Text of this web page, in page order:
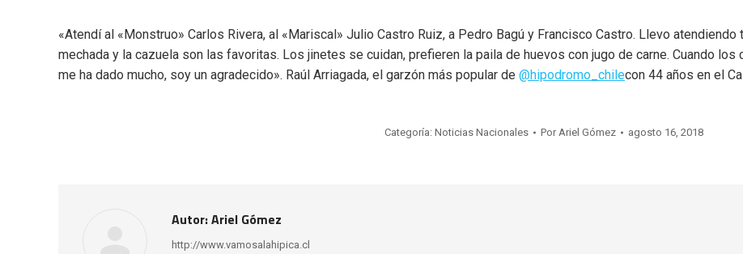
«Atendí al «Monstruo» Carlos Rivera, al «Mariscal» Julio Castro Ruiz, a Pedro Bagú y Francisco Castro. Llevo
mechada y la cazuela son las favoritas. Los jinetes se cuidan, prefieren la paila de huevos con jugo de carne. Cuando
me ha dado mucho, soy un agradecido». Raúl Arriagada, el garzón más popular de @hipodromo_chilecon 44 años en el
Categoría: Noticias Nacionales PorAriel Gómez agosto 16, 2018
Autor:Ariel Gómez
http://www.vamosalahipica.cl